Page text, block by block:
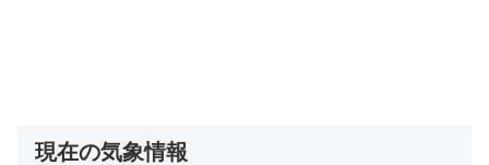
現在の気象情報